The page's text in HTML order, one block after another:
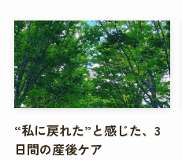
“私に戻れた”と感じた、3
日間の産後ケア